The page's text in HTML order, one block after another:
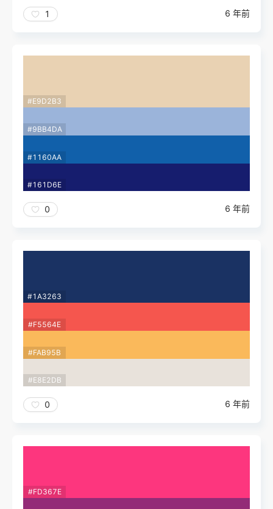
1 6 年前
#E9D2B3
#9BB4DA
#1160AA
#161D6E
0 6 年前
#1A3263
#F5564E
#FAB95B
#E8E2DB
0 6 年前
#FD367E